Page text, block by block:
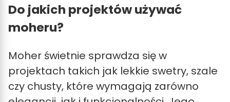
Do jakich projektów używać
moheru?
Moher świetnie sprawdza się w
projektach takich jak lekkie swetry, szale
czy chusty, które wymagają zarówno